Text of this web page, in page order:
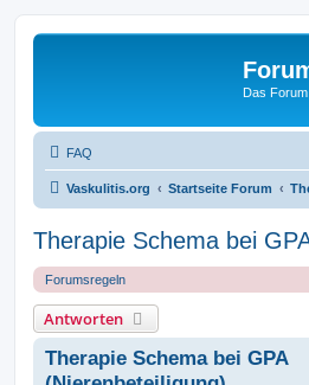
Das
FAQ
Vaskulitis.org Startseite Forum
Therapie Schema bei
Forumsregeln
Antworten
Therapie Schema bei GPA